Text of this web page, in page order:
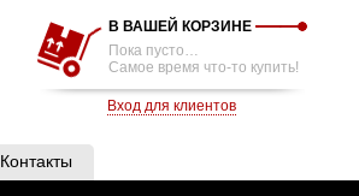
В ВАШЕЙ КОРЗИНЕ
Пока пусто…
Самое время что-то купить!
Вход для клиентов
Контакты